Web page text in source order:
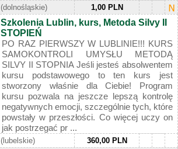
(dolnośląskie) 1,00 PLN
Szkolenia Lublin, kurs, Metoda Silvy II
STOPIEŃ
PO RAZ PIERWSZY W LUBLINIE!!! KURS
SAMOKONTROLI UMYSŁU METODĄ
SILVY II STOPNIA Jeśli jesteś absolwentem
kursu podstawowego to ten kurs jest
stworzony właśnie dla Ciebie! Program
kursu pozwala na jeszcze lepszą kontrolę
negatywnych emocji, szczególnie tych, które
powstały w przeszłości. Co więcej uczy on
jak postrzegać pr ...
(lubelskie) 360,00 PLN